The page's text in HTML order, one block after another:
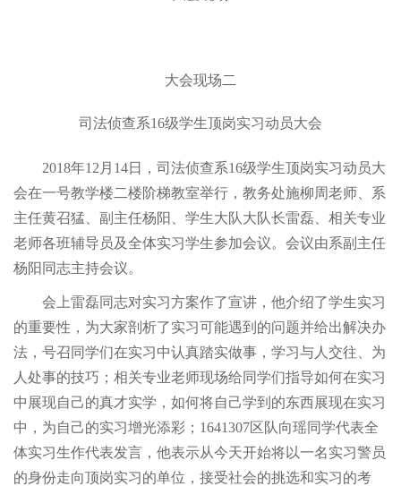
大会现场二
司法侦查系16级学生顶岗实习动员大会
2018年12月14日，司法侦查系16级学生顶岗实习动员大
会在一号教学楼二楼阶梯教室举行，教务处施柳周老师、系
主任黄召猛、副主任杨阳、学生大队大队长雷磊、相关专业
老师各班辅导员及全体实习学生参加会议。会议由系副主任
杨阳同志主持会议。
会上雷磊同志对实习方案作了宣讲，他介绍了学生实习
的重要性，为大家剖析了实习可能遇到的问题并给出解决办
法，号召同学们在实习中认真踏实做事，学习与人交往、为
人处事的技巧；相关专业老师现场给同学们指导如何在实习
中展现自己的真才实学，如何将自己学到的东西展现在实习
中，为自己的实习增光添彩；1641307区队向瑶同学代表全
体实习生作代表发言，他表示从今天开始将以一名实习警员
的身份走向顶岗实习的单位，接受社会的挑选和实习的考